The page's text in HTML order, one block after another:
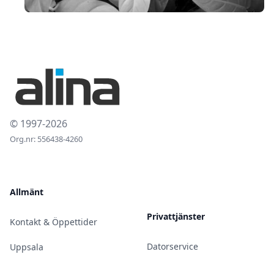
© 1997-2026
Org.nr: 556438-4260
Allmänt
Kontakt & Öppettider
Uppsala
Privattjänster
Datorservice